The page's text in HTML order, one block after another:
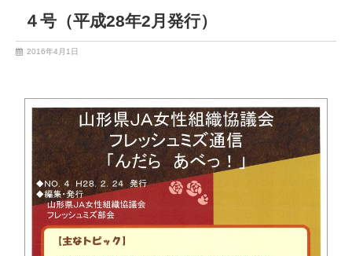
４号（平成28年2月発行）
2016年4月1日